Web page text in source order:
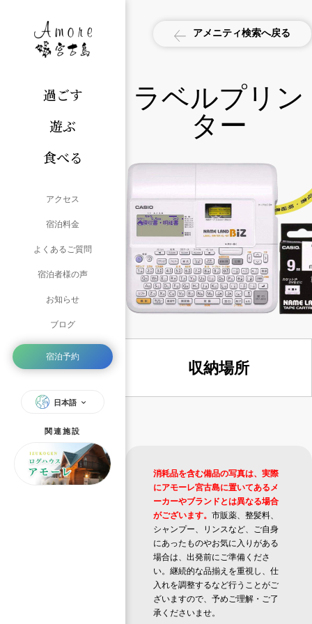
過ごす
遊ぶ
食べる
アクセス
宿泊料金
よくあるご質問
宿泊者様の声
お知らせ
ブログ
宿泊予約
日本語
関連施設
アメニティ検索へ戻る
ラベルプリン
ター
収納場所
消耗品を含む備品の写真は、実際
にアモーレ宮古島に置いてあるメ
ーカーやブランドとは異なる場合
がございます。 市販薬、整髪料、
シャンプー、リンスなど、ご自身
にあったものやお気に入りがある
場合は、出発前にご準備くださ
い。継続的な品揃えを重視し、仕
入れを調整するなど行うことがご
ざいますので、予めご理解・ご了
承くださいませ。